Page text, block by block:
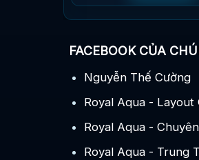
FACEBOOK CỦA
Nguyễn Thế Cường
Royal Aqua - Layout
Royal Aqua -
Royal Aqua - Trung